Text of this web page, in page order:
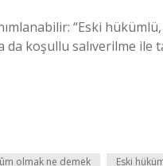
“Eski
da koşullu salıverilme
olmak ne demek Eski